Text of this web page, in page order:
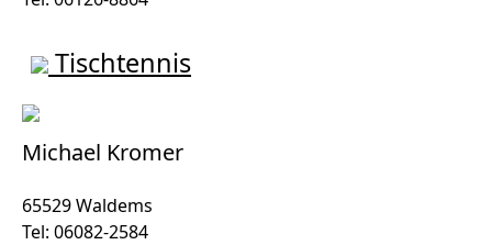
Tischtennis
Michael Kromer
65529 Waldems
Tel: 06082-2584